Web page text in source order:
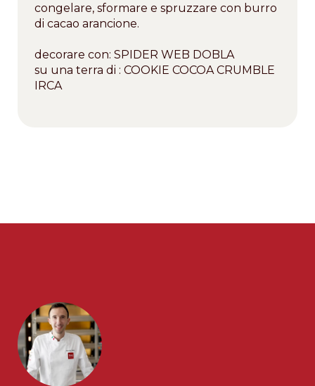
congelare, sformare e spruzzare con burro
di cacao arancione.
decorare con: SPIDER WEB DOBLA
su una terra di : COOKIE COCOA CRUMBLE
IRCA